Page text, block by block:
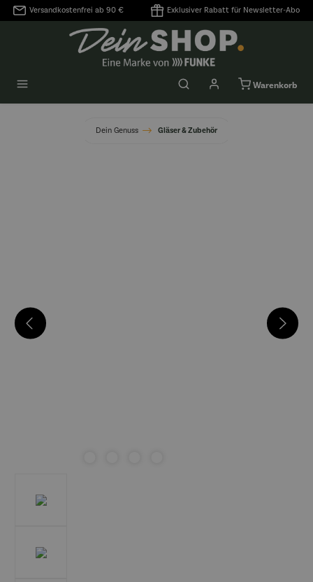
springen
Versandkostenfrei ab 90 € Exklusiver Rabatt für Newsletter-Abo
Warenkorb
Dein Genuss Gläser & Zubehör